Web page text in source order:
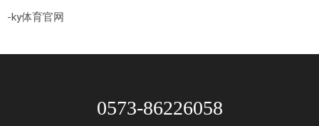
-ky体育官网
0573-86226058